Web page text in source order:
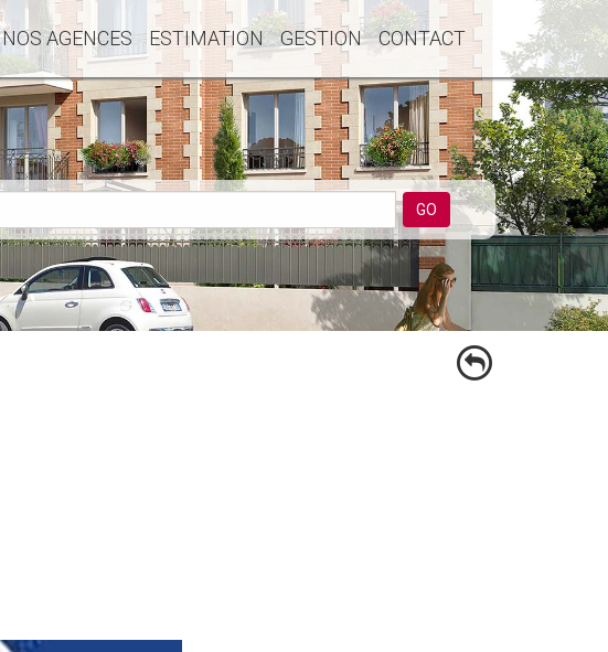
NOS AGENCES ESTIMATION GESTION CONTACT
GO